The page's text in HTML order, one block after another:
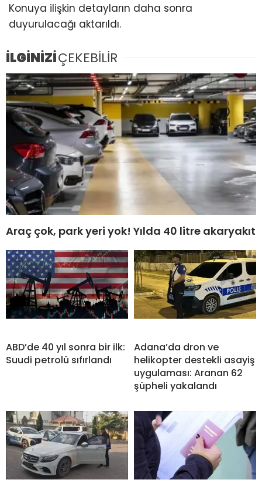
Konuya ilişkin detayların daha sonra
duyurulacağı aktarıldı.
İLGİNİZİÇEKEBİLİR
Araç çok, park yeri yok! Yılda 40 litre akaryakıt
ABD’de 40 yıl sonra bir ilk:
Suudi petrolü sıfırlandı
Adana’da dron ve
helikopter destekli asayiş
uygulaması: Aranan 62
şüpheli yakalandı